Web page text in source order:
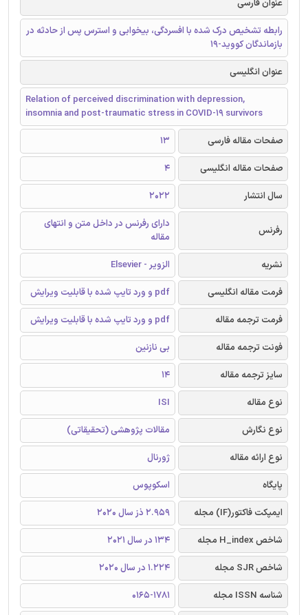
عنوان فارسی
رابطه تشخیص درک شده با افسردگی، بیخوابی و استرس پس از حادثه در
بازماندگان کووید-19
عنوان انگلیسی
Relation of perceived discrimination with depression,
insomnia and post-traumatic stress in COVID-19 survivors
صفحات مقاله فارسی
13
صفحات مقاله انگلیسی
4
سال انتشار
2022
رفرنس
دارای رفرنس در داخل متن و انتهای
مقاله
نشریه
الزویر - Elsevier
فرمت مقاله انگلیسی
pdf و ورد تایپ شده با قابلیت ویرایش
فرمت ترجمه مقاله
pdf و ورد تایپ شده با قابلیت ویرایش
فونت ترجمه مقاله
بی نازنین
سایز ترجمه مقاله
14
نوع مقاله
ISI
نوع نگارش
مقالات پژوهشی (تحقیقاتی)
نوع ارائه مقاله
ژورنال
پایگاه
اسکوپوس
ایمپکت فاکتور(IF) مجله
2.959 ذز سال 2020
شاخص H_index مجله
134 در سال 2021
شاخص SJR مجله
1.224 در سال 2020
شناسه ISSN مجله
0165-1781